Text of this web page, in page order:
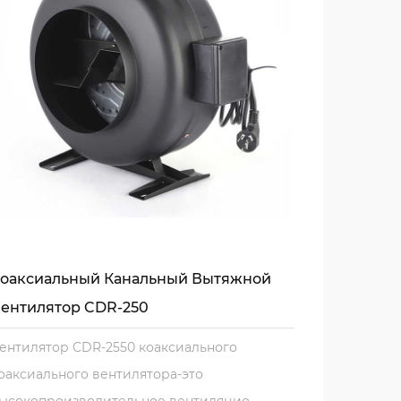
современных систем вентиляции.
воздуха в своем доме, офисе или
предлагает надежный и
легкой установке и
мудрый инвестиции, которая будет
Канальный Вытяжной
CDR-250
CDR-2550 коаксиального
вентилятора-это